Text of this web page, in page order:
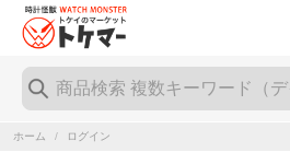
ホーム / ログイン